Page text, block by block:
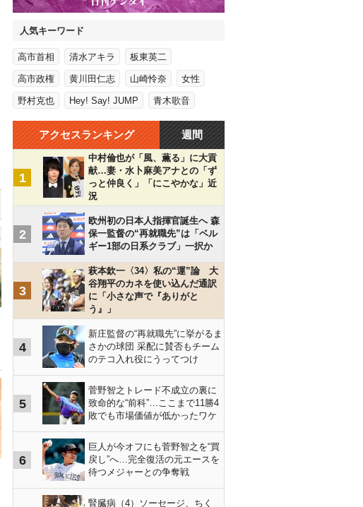
人気キーワード
高市首相 清水アキラ 板東英二
高市政権 黄川田仁志 山崎怜奈 女性
野村克也 Hey! Say! JUMP 青木歌音
アクセスランキング 週間
1
中村倫也が「風、薫る」に大貢
献…妻・水卜麻美アナとの「ず
っと仲良く」「にこやかな」近
況
2
欧州初の日本人指揮官誕生へ 森
保一監督の“再就職先”は「ベル
ギー1部の日系クラブ」一択か
3
萩本欽一〈34〉私の“運”論 大
谷翔平のカネを使い込んだ通訳
に「小さな声で『ありがと
う』」
4
新庄監督の“再就職先”に挙がるま
さかの球団 采配に賛否もチーム
のテコ入れ役にうってつけ
5
菅野智之トレード不成立の裏に
致命的な“前科”…ここまで11勝4
敗でも市場価値が低かったワケ
6
巨人が今オフにも菅野智之を“買
戻し”へ…完全復活の元エースを
待つメジャーとの争奪戦
腎臓病（4）ソーセージ、ちく